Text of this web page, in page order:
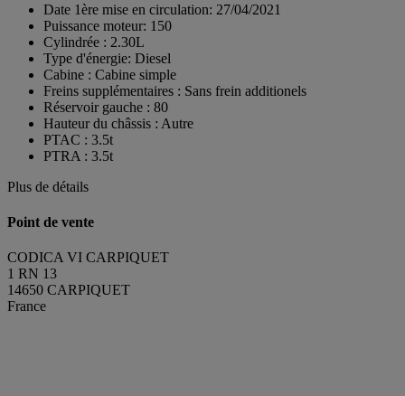
Date 1ère mise en circulation: 27/04/2021
Puissance moteur: 150
Cylindrée : 2.30L
Type d'énergie: Diesel
Cabine : Cabine simple
Freins supplémentaires : Sans frein additionels
Réservoir gauche : 80
Hauteur du châssis : Autre
PTAC : 3.5t
PTRA : 3.5t
Plus de détails
Point de vente
CODICA VI CARPIQUET
1 RN 13
14650 CARPIQUET
France